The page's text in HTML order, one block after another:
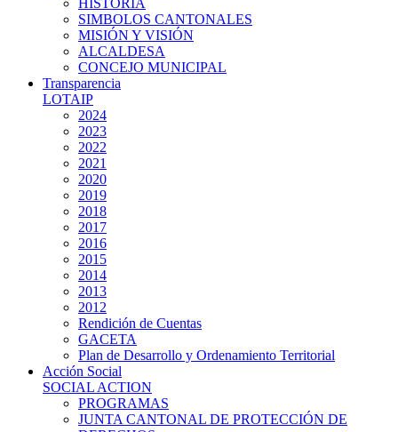
HISTORIA
SIMBOLOS CANTONALES
MISIÓN Y VISIÓN
ALCALDESA
CONCEJO MUNICIPAL
Transparencia
LOTAIP
2024
2023
2022
2021
2020
2019
2018
2017
2016
2015
2014
2013
2012
Rendición de Cuentas
GACETA
Plan de Desarrollo y Ordenamiento Territorial
Acción Social
SOCIAL ACTION
PROGRAMAS
JUNTA CANTONAL DE PROTECCIÓN DE